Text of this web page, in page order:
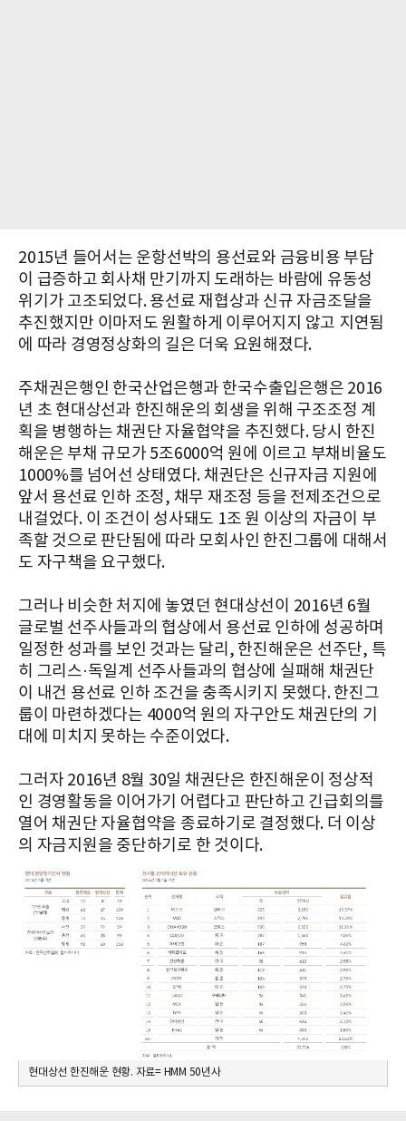
2015년 들어서는 운항선박의 용선료와 금융비용 부담
이 급증하고 회사채 만기까지 도래하는 바람에 유동성
위기가 고조되었다. 용선료 재협상과 신규 자금조달을
추진했지만 이마저도 원활하게 이루어지지 않고 지연됨
에 따라 경영정상화의 길은 더욱 요원해졌다.
주채권은행인 한국산업은행과 한국수출입은행은 2016
년 초 현대상선과 한진해운의 회생을 위해 구조조정 계
획을 병행하는 채권단 자율협약을 추진했다. 당시 한진
해운은 부채 규모가 5조6000억 원에 이르고 부채비율도
1000%를 넘어선 상태였다. 채권단은 신규자금 지원에
앞서 용선료 인하 조정, 채무 재조정 등을 전제조건으로
내걸었다. 이 조건이 성사돼도 1조 원 이상의 자금이 부
족할 것으로 판단됨에 따라 모회사인 한진그룹에 대해서
도 자구책을 요구했다.
그러나 비슷한 처지에 놓였던 현대상선이 2016년 6월
글로벌 선주사들과의 협상에서 용선료 인하에 성공하며
일정한 성과를 보인 것과는 달리, 한진해운은 선주단, 특
히 그리스·독일계 선주사들과의 협상에 실패해 채권단
이 내건 용선료 인하 조건을 충족시키지 못했다. 한진그
룹이 마련하겠다는 4000억 원의 자구안도 채권단의 기
대에 미치지 못하는 수준이었다.
그러자 2016년 8월 30일 채권단은 한진해운이 정상적
인 경영활동을 이어가기 어렵다고 판단하고 긴급회의를
열어 채권단 자율협약을 종료하기로 결정했다. 더 이상
의 자금지원을 중단하기로 한 것이다.
현대상선 한진해운 현황. 자료= HMM 50년사